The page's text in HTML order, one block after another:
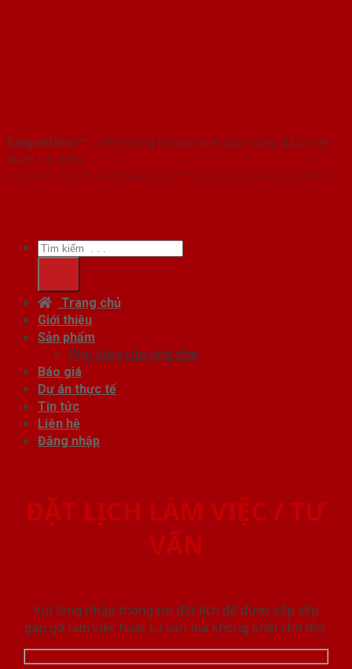
SaigonDoor™ - Hệ thống Showroom cửa hàng đầu Việt
Nam từ 2010
Copyright ⓒ 2010 – 2026 SaigonDoor™ | Đơn vị chủ quản SaigonDoor
Tìm
kiếm:
Trang chủ
Giới thiệu
Sản phẩm
Phụ kiện cửa nhà tắm
Báo giá
Dự án thực tế
Tin tức
Liên hệ
Đăng nhập
ĐẶT LỊCH LÀM VIỆC / TƯ
VẤN
Vui lòng nhập thông tin đặt lịch để được sắp xếp
gặp gỡ làm việc hoăc tư vấn mà không phải chờ đợi.